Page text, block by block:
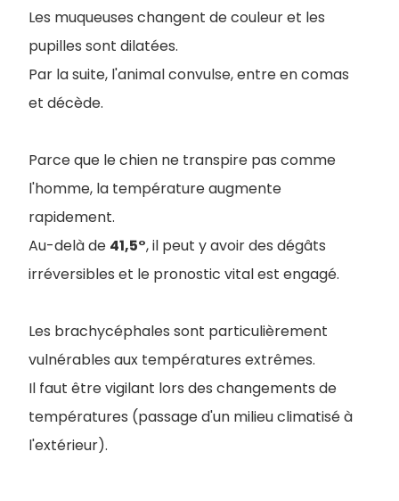
Les muqueuses changent de couleur et les
pupilles sont dilatées.
Par la suite, l'animal convulse, entre en comas
et décède.
Parce que le chien ne transpire pas comme
l'homme, la température augmente
rapidement.
Au-delà de 41,5°, il peut y avoir des dégâts
irréversibles et le pronostic vital est engagé.
Les brachycéphales sont particulièrement
vulnérables aux températures extrêmes.
Il faut être vigilant lors des changements de
températures (passage d'un milieu climatisé à
l'extérieur).